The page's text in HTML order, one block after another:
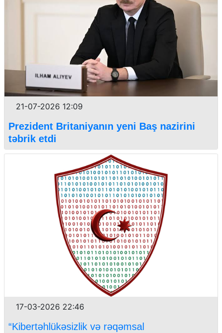
21-07-2026 12:09
Prezident Britaniyanın yeni Baş nazirini
təbrik etdi
17-03-2026 22:46
“Kibertəhlükəsizlik və rəqəmsal